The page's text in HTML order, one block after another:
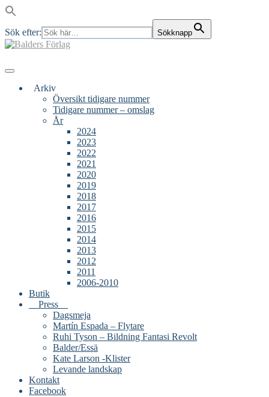
Sök efter: Sökknapp
Skip
Menu
Arkiv
Översikt tidigare nummer
Tidigare nummer – omslag
År
2024
2023
2022
2021
2020
2019
2018
2017
2016
2015
2014
2013
2012
2011
2006-2010
Butik
Press
Dagsmeja
Martín Espada – Flytare
Ruhi Tyson – Bildning Fantasi Revolt
Balder/Essä
Kate Larson -Klister
Levande landskap
Kontakt
Facebook